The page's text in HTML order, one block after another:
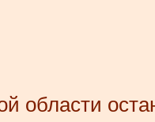
области